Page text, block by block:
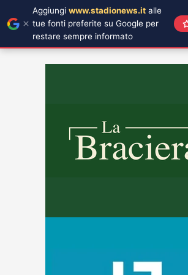
Aggiungi www.stadionews.it alle
tue fonti preferite su Google per
restare sempre informato